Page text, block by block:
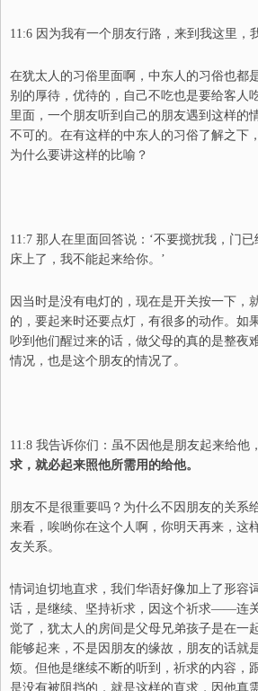
11:6 因为我有一个朋友行路，来到我这里，
在犹太人的习俗里面啊，中东人的习俗也都
别的厚待，优待的，自己不吃也是要给客人
里面，一个朋友听到自己的朋友遇到这样的
不可的。在有这样的中东人的习俗了解之下
为什么要讲这样的比喻？
11:7 那人在里面回答说： ‘不要搅扰我，门
床上了，我不能起来给你。 ’
因当时是没有电灯的，现在是开关按一下，
的，要起来时还要点灯，有很多的动作。如
吵到他们醒过来的话，做父母的真的是整夜
情况，也是这个朋友的情况了。
11:8 我告诉你们：虽不因他是朋友起来给他，
求，就必起来照他所需用的给他。
朋友不是很重要吗？为什么不因朋友的关系
来看，唉哟你在这个人啊，你明天再来，这
友关系。
情词迫切地直求， 我们华语好像加上了形容
话，是继续、坚持祈求，因这个祈求——连
觉了，犹太人的房间是父母兄弟孩子是在一
能够起来，不是因朋友的缘故，朋友的话就
烦。但他是继续不断的听到，祈求的内容，
是没有被阻挡的，就是这样的直求，因他真